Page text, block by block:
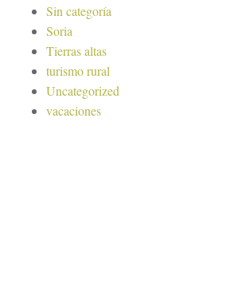
Sin categoría
Soria
Tierras altas
turismo rural
Uncategorized
vacaciones